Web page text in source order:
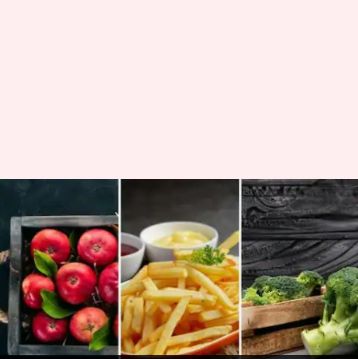
విమాన ప్రయాణ చేస్తున్నప్పుడు
కడుపులో ఇబ్బందిగా అనిపిస్తుందా?
ప్రయాణానికి ముందు ఈ ఆహారాలు
తినకండి
వ్రాసిన వారు Sriram Pranateja Mar 27, 2023 01:15 pm
ఈ వార్తాకథనం ఏంటి